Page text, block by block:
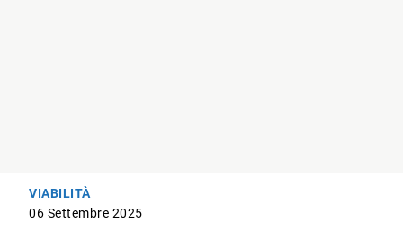
VIABILITÀ
06 Settembre 2025